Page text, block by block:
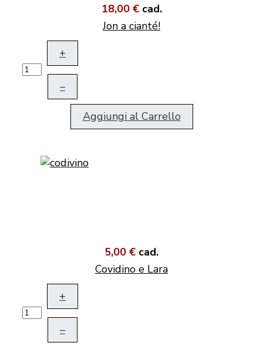
18,00 € cad.
Jon a cianté!
+
–
Aggiungi al Carrello
5,00 € cad.
Covidino e Lara
+
–